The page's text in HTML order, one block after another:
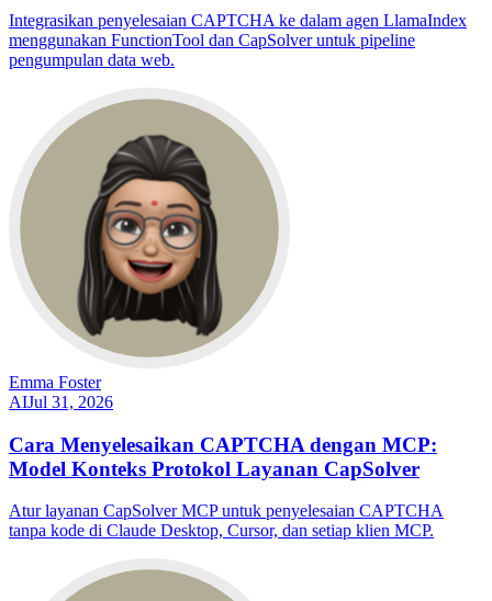
Integrasikan penyelesaian CAPTCHA ke dalam agen LlamaIndex
menggunakan FunctionTool dan CapSolver untuk pipeline
pengumpulan data web.
Emma Foster
AIJul 31, 2026
Cara Menyelesaikan CAPTCHA dengan MCP:
Model Konteks Protokol Layanan CapSolver
Atur layanan CapSolver MCP untuk penyelesaian CAPTCHA
tanpa kode di Claude Desktop, Cursor, dan setiap klien MCP.